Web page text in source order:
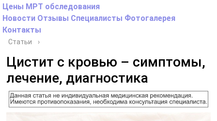
Цены МРТ обследования
Новости Отзывы Специалисты Фотогалерея
Контакты
Статьи ›
Цистит с кровью – симптомы,
лечение, диагностика